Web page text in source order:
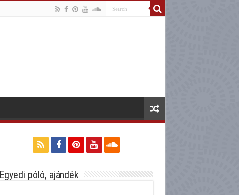
Egyedi póló, ajándék